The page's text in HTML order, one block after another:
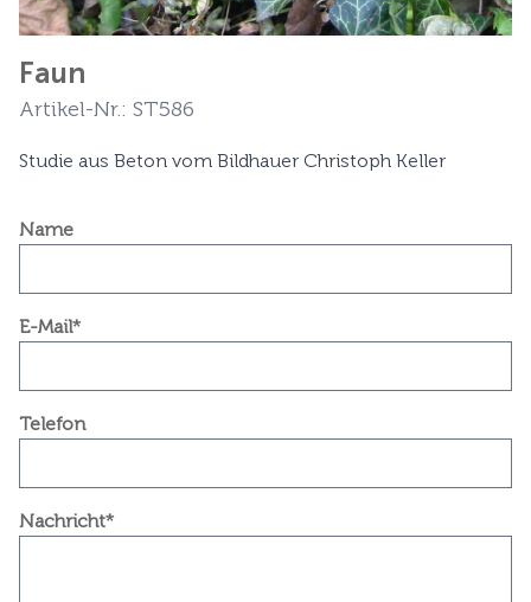
Faun
Artikel-Nr.: ST586
Studie aus Beton vom Bildhauer Christoph Keller
Name
E-Mail*
Telefon
Nachricht*